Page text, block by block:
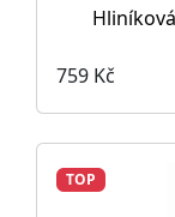
759 Kč
TOP